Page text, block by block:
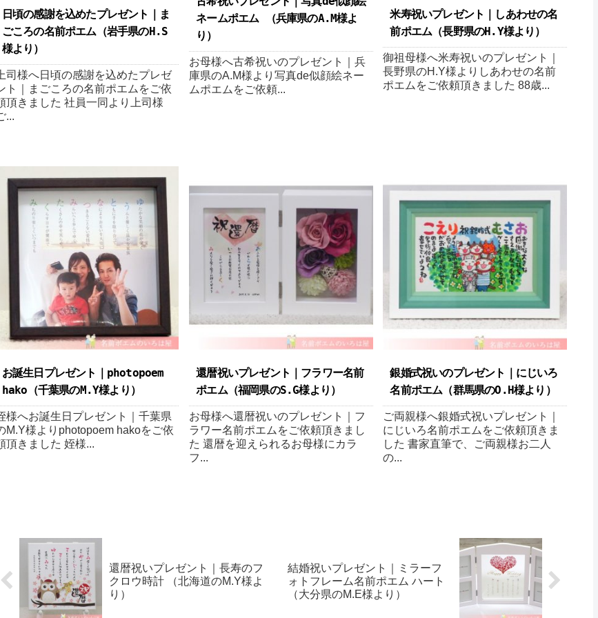
日頃の感謝を込めたプレゼント｜ま
ごころの名前ポエム（岩手県のH.S
様より ）
上司様へ日頃の感謝を込めたプレゼ
ト｜まごころの名前ポエムをご依
頂きました 社員一同より上司様
...
ネームポエム （兵庫県のA.M様よ
り）
お母様へ古希祝いのプレゼント｜兵
庫県のA.M様より写真de似顔絵ネー
ムポエムをご依頼...
米寿祝いプレゼント｜しあわせの名
前ポエム（長野県のH.Y様より ）
御祖母様へ米寿祝いのプレゼント｜
長野県のH.Y様よりしあわせの名前
ポエムをご依頼頂きました 88歳...
お誕生日プレゼント｜photopoem
hako（千葉県のM.Y様より ）
様へお誕生日プレゼント｜千葉県
M.Y様よりphotopoem hakoをご依
頂きました 姪様...
還暦祝いプレゼント｜フラワー名前
ポエム（福岡県のS.G様より ）
お母様へ還暦祝いのプレゼント｜フ
ラワー名前ポエムをご依頼頂きまし
た 還暦を迎えられるお母様にカラ
フ...
銀婚式祝いのプレゼント｜にじいろ
名前ポエム（群馬県のO.H様より ）
ご両親様へ銀婚式祝いプレゼント｜
にじいろ名前ポエムをご依頼頂きま
した 書家直筆で、ご両親様お二人
の...
還暦祝いプレゼント｜長寿のフ
クロウ時計 （北海道のM.Y様よ
り ）
結婚祝いプレゼント｜ミラーフ
ォトフレーム名前ポエム ハート
（大分県のM.E様より ）